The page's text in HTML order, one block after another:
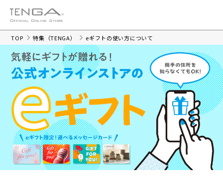
TOP 特集（TENGA） eギフトの使い方について